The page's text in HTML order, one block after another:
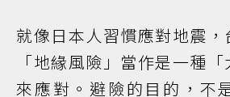
就像日本人習慣應對地震
「地緣風險」當作是一種「
來應對。避險的目的，不